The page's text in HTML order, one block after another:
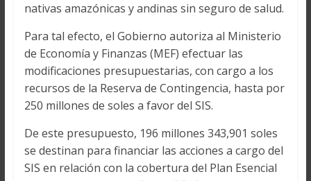
nativas amazónicas y andinas sin seguro de salud.
Para tal efecto, el Gobierno autoriza al Ministerio
de Economía y Finanzas (MEF) efectuar las
modificaciones presupuestarias, con cargo a los
recursos de la Reserva de Contingencia, hasta por
250 millones de soles a favor del SIS.
De este presupuesto, 196 millones 343,901 soles
se destinan para financiar las acciones a cargo del
SIS en relación con la cobertura del Plan Esencial